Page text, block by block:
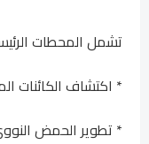
تشمل المحطات
* اكتشاف الكائنات
* تطوير الحمض